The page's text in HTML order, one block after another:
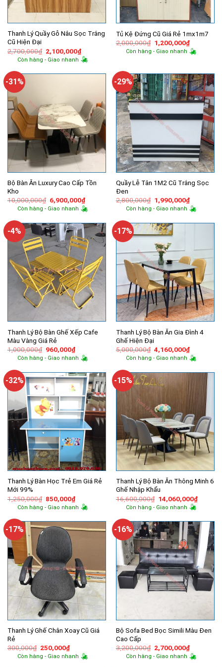
Thanh Lý Quầy Gỗ Nâu Sọc Trắng
Cũ Hiện Đại
2,700,000₫ Giá
gốc
là:
2,100,000₫Giá
hiện
tại
2,100,000₫.
Còn hàng - Giao nhanh
Tủ Kệ Đứng Cũ Giá Rẻ 1mx1m7
2,000,000₫ Giá
gốc
là:
1,200,000₫Giá
hiện
tại
Còn hàng - Giao nhanh
-31%
Bộ Bàn Ăn Luxury Cao Cấp Tồn
Kho
10,000,000₫ Giá
gốc
là:
6,900,000₫Giá
hiện
tại
6,900,000₫.
Còn hàng - Giao nhanh
-29%
Quầy Lễ Tân 1M2 Cũ Trắng Sọc
Đen
2,800,000₫ Giá
gốc
là:
1,990,000₫Giá
hiện
tại
Còn hàng - Giao nhanh
-4%
Thanh Lý Bộ Bàn Ghế Xếp Cafe
Màu Vàng Giá Rẻ
1,000,000₫ Giá
gốc
là:
960,000₫Giá
hiện
tại
960,000₫.
Còn hàng - Giao nhanh
-17%
Thanh Lý Bộ Bàn Ăn Gia Đình 4
Ghế Hiện Đại
5,000,000₫ Giá
gốc
là:
4,160,000₫Giá
hiện
tại
Còn hàng - Giao nhanh
-32%
Thanh Lý Bàn Học Trẻ Em Giá Rẻ
Mới 99%
1,250,000₫ Giá
gốc
là:
850,000₫Giá
hiện
tại
850,000₫.
Còn hàng - Giao nhanh
-15%
Thanh Lý Bộ Bàn Ăn Thông Minh 6
Ghế Nhập Khẩu
16,600,000₫ Giá
gốc
là:
14,060,000₫Giá
hiện
Còn hàng - Giao nhanh
-17%
Thanh Lý Ghế Chân Xoay Cũ Giá
Rẻ
300,000₫ Giá
gốc
là:
250,000₫Giá
hiện
tại
Còn hàng - Giao nhanh
-16%
Bộ Sofa Bed Bọc Simili Màu Đen
Cao Cấp
3,200,000₫ Giá
gốc
là:
2,700,000₫Giá
hiện
tại
Còn hàng - Giao nhanh